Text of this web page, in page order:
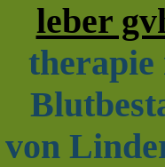
leber
therapie
von